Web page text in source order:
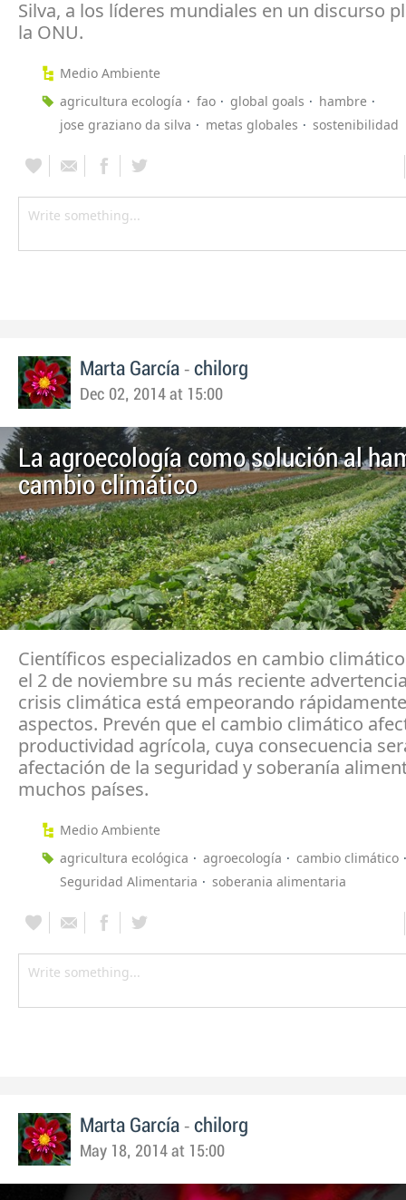
Silva, a los líderes mundiales en un discurso
la ONU.
Medio Ambiente
agricultura ecología
fao global goals
hambre
jose graziano da silva
metas globales sostenibilidad
Marta García - chilorg
Dec 02, 2014 at 15:00
La agroecología como solución al
cambio climático
Científicos especializados en cambio
el 2 de noviembre su más reciente
crisis climática está empeorando
aspectos. Prevén que el cambio climático
productividad agrícola, cuya consecuencia
afectación de la seguridad y soberanía
muchos países.
Medio Ambiente
agricultura ecológica
agroecología
cambio climático
Seguridad Alimentaria
soberania alimentaria
Marta García - chilorg
May 18, 2014 at 15:00